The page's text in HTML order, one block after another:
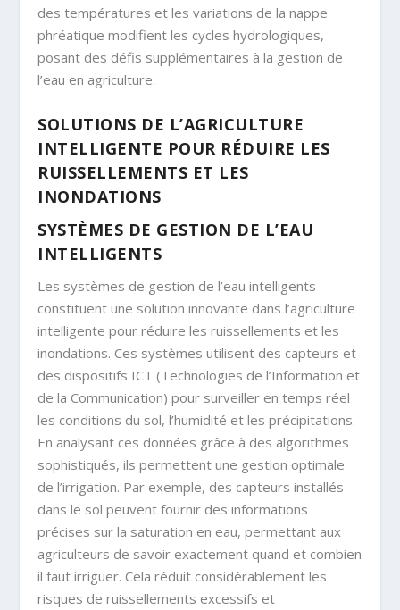
des températures et les variations de la nappe
phréatique modifient les cycles hydrologiques,
posant des défis supplémentaires à la gestion de
l’eau en agriculture.
SOLUTIONS DE L’AGRICULTURE
INTELLIGENTE POUR RÉDUIRE LES
RUISSELLEMENTS ET LES
INONDATIONS
SYSTÈMES DE GESTION DE L’EAU
INTELLIGENTS
Les systèmes de gestion de l’eau intelligents
constituent une solution innovante dans l’agriculture
intelligente pour réduire les ruissellements et les
inondations. Ces systèmes utilisent des capteurs et
des dispositifs ICT (Technologies de l’Information et
de la Communication) pour surveiller en temps réel
les conditions du sol, l’humidité et les précipitations.
En analysant ces données grâce à des algorithmes
sophistiqués, ils permettent une gestion optimale
de l’irrigation. Par exemple, des capteurs installés
dans le sol peuvent fournir des informations
précises sur la saturation en eau, permettant aux
agriculteurs de savoir exactement quand et combien
il faut irriguer. Cela réduit considérablement les
risques de ruissellements excessifs et